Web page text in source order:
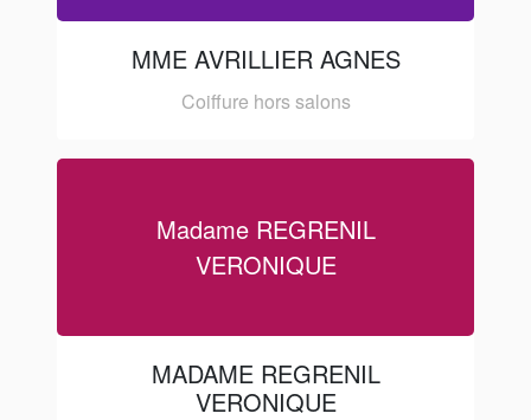
MME AVRILLIER AGNES
Coiffure hors salons
Madame REGRENIL
VERONIQUE
MADAME REGRENIL
VERONIQUE